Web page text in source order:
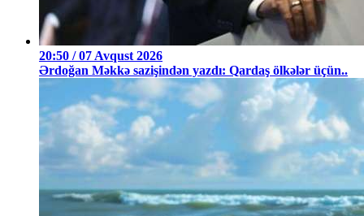
20:50 / 07 Avqust 2026
Ərdoğan Məkkə sazişindən yazdı: Qardaş ölkələr üçün..